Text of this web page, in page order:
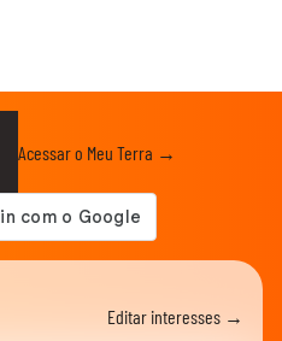
Acessar o Meu Terra →
Editar interesses →